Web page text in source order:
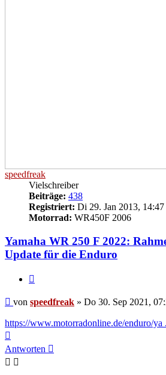
speedfreak
Vielschreiber
Beiträge: 438
Registriert: Di 29. Jan 2013, 14:47
Motorrad: WR450F 2006
Yamaha WR 250 F 2022:
Update für die Enduro
Beitrag
von speedfreak » Do 30. Sep 2021,
https://www.motorradonline.de/enduro/ya
oben
Antworten